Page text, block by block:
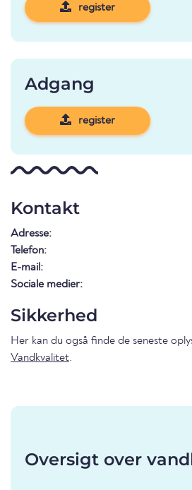
register
Adgang
register
Kontakt
Adresse:
Telefon:
E-mail:
Sociale medier:
Sikkerhed
Her kan du også finde de seneste
Vandkvalitet.
Oversigt over